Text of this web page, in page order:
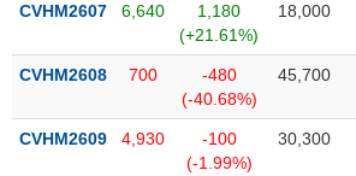
Niêm
Niêm
mới
CVHM2607 6,640
1,180
(+21.61%)
18,000
CVHM2608 700
-480
(-40.68%)
45,700
CVHM2609 4,930
-100
(-1.99%)
30,300
PHIẾU
PHÁI